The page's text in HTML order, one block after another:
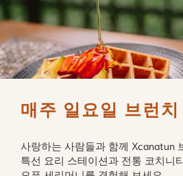
매주 일요일 브런치
사랑하는 사람들과 함께 Xcanatun
특선 요리 스테이션과 전통 코치니